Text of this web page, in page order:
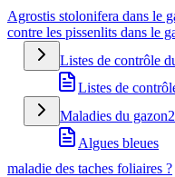
Agrostis stolonifera dans le
contre les pissenlits dans le
Listes de contrôle
Listes de
Maladies du gazon
Algues bleues
maladie des taches foliaires ?